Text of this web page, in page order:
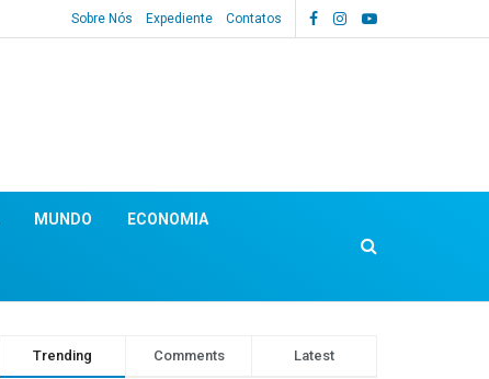
Sobre Nós Expediente Contatos
MUNDO ECONOMIA
Trending Comments Latest